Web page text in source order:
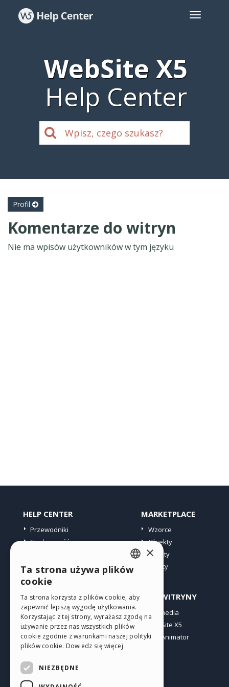
WebSite X5
Help Center
Profil
Komentarze do witryn
Nie ma wpisów użytkowników w tym języku
HELP CENTER
Przewodniki
Społeczność
MARKETPLACE
Wzorce
Obiekty
Punkty
Oferty
PROFIL
Moje wpisy
Moje licencje
Pobieranie
Web hosting
INNE WITRYNY
Incomedia
WebSite X5
WebAnimator
ENGLISH
GERMAN
SPANISH
PORTUGUESE
×
Ta strona używa plików
cookie
Ta strona korzysta z plików cookie, aby
zapewnić lepszą wygodę użytkowania.
Korzystając z tej strony, wyrażasz zgodę na
używanie przez nas wszystkich plików
cookie zgodnie z warunkami naszej polityki
plików cookie. Dowiedz się więcej
NIEZBĘDNE